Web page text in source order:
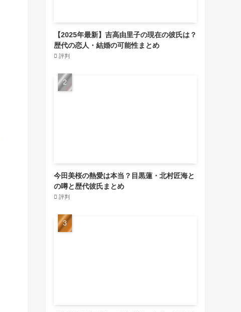
【2025年最新】吉高由里子の現在の彼氏は？
歴代の恋人・結婚の可能性まとめ
評判
今田美桜の熱愛は本当？目黒蓮・北村匠海と
の噂と歴代彼氏まとめ
評判